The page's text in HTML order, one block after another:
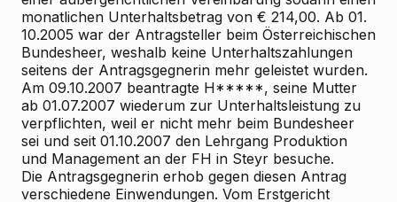
monatlichen Unterhaltsbetrag von € 214,00. Ab 01.
10.2005 war der Antragsteller beim Österreichischen
Bundesheer, weshalb keine Unterhaltszahlungen
seitens der Antragsgegnerin mehr geleistet wurden.
Am 09.10.2007 beantragte H*****, seine Mutter
ab 01.07.2007 wiederum zur Unterhaltsleistung zu
verpflichten, weil er nicht mehr beim Bundesheer
sei und seit 01.10.2007 den Lehrgang Produktion
und Management an der FH in Steyr besuche.
Die Antragsgegnerin erhob gegen diesen Antrag
verschiedene Einwendungen. Vom Erstgericht